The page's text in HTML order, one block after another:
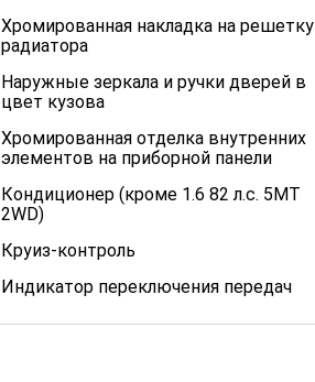
Хромированная накладка на решетку
радиатора
Наружные зеркала и ручки дверей в
цвет кузова
Хромированная отделка внутренних
элементов на приборной панели
Кондиционер (кроме 1.6 82 л.с. 5MT
2WD)
Круиз-контроль
Индикатор переключения передач
Регулировка рулевого колеса по